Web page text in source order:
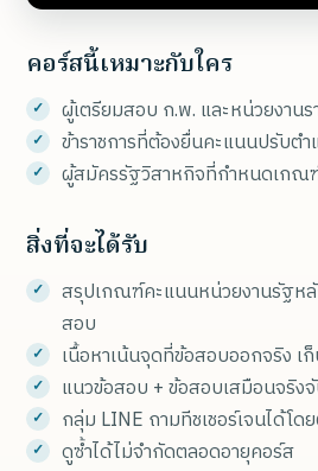
คอร์สนี้เหมาะกับใคร
ผู้เตรียมสอบ ก.พ. และหน่วยงานร
ข้าราชการที่ต้องยื่นคะแนนปรับต
ผู้สมัครรัฐวิสาหกิจที่กำหนดเกณ
สิ่งที่จะได้รับ
สรุปเกณฑ์คะแนนหน่วยงานรัฐห
สอบ
เนื้อหาเน้นจุดที่ข้อสอบออกจริง เ
แนวข้อสอบ + ข้อสอบเสมือนจริงจั
กลุ่ม LINE ถามทีชเชอร์เจนได้โด
ดูซ้ำได้ไม่จำกัดตลอดอายุคอร์ส